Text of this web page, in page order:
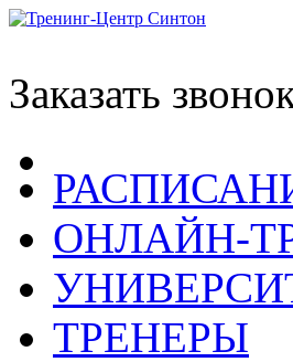
Заказать
ОНЛАЙН-
ТРЕНЕРЫ